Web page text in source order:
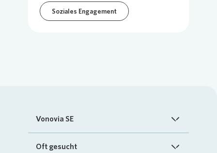
Soziales Engagement
Vonovia SE
Startseite
Oft gesucht